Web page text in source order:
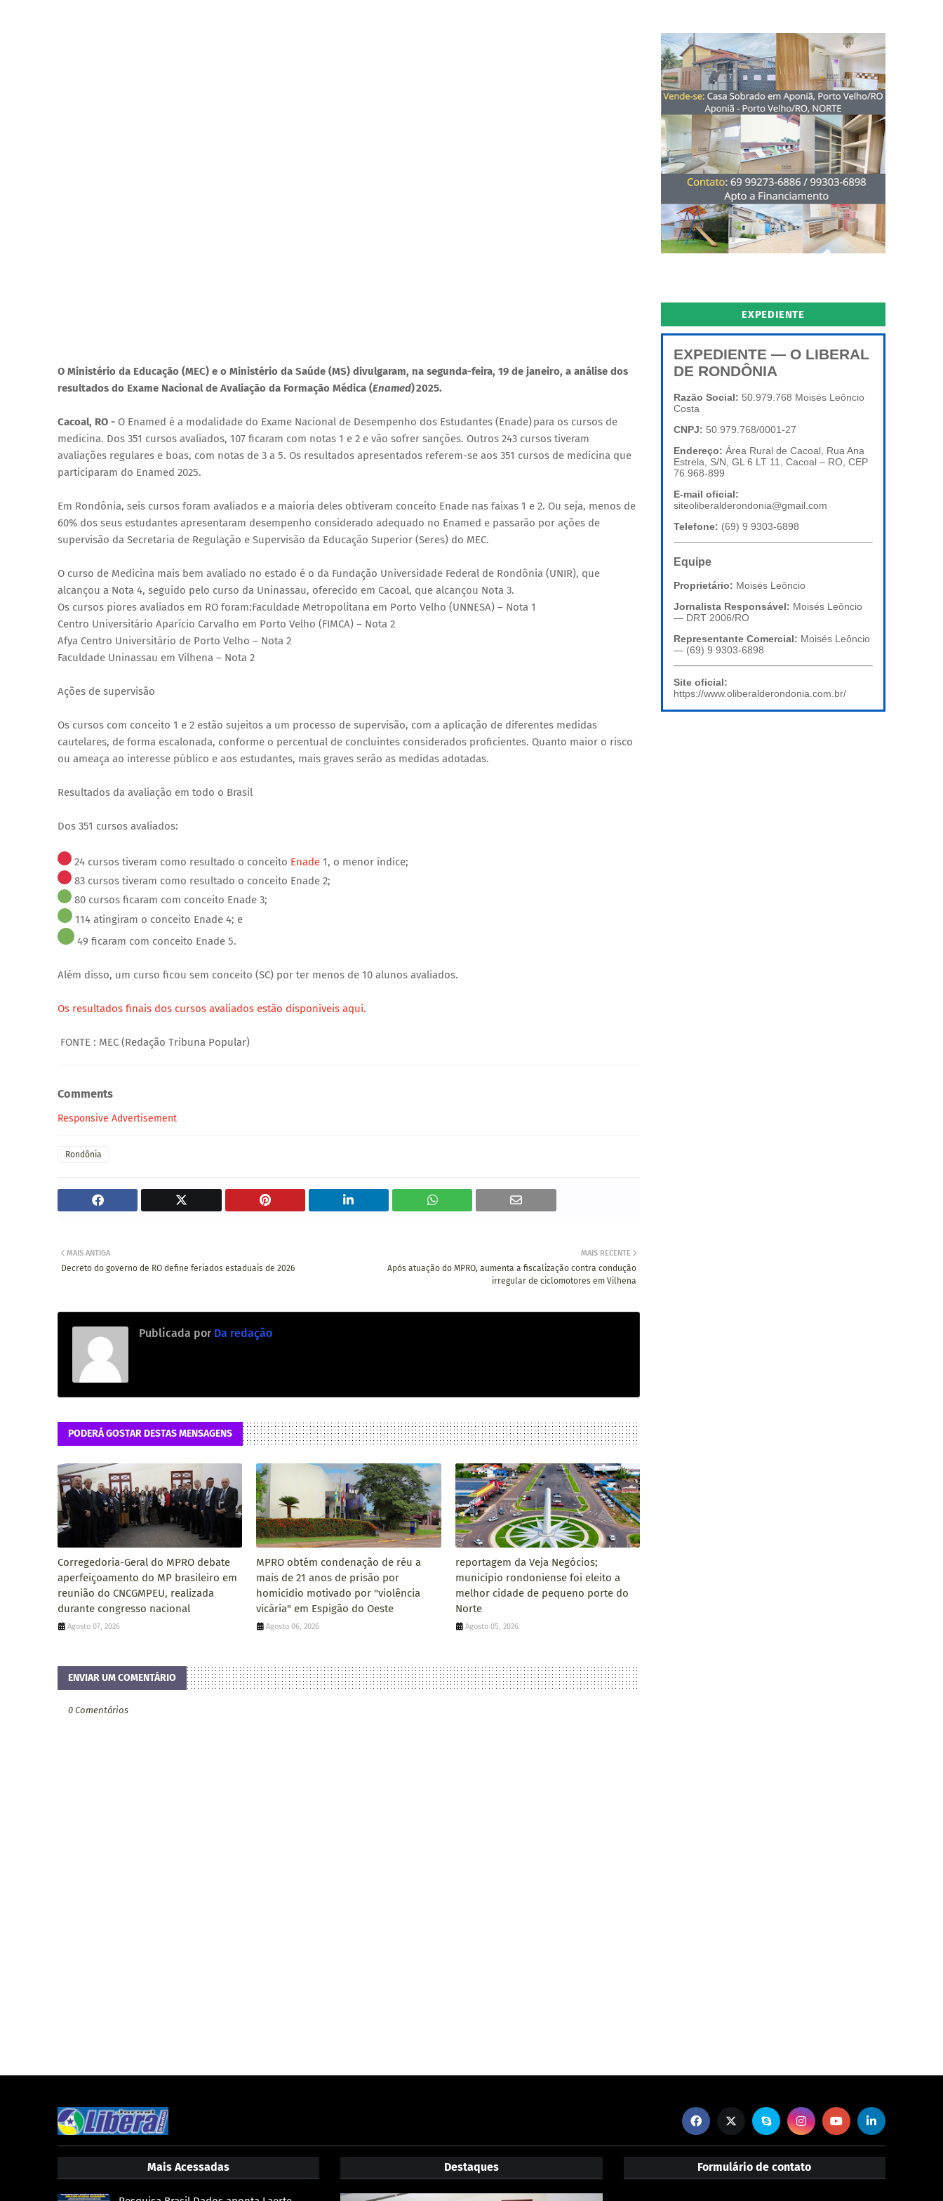
O Ministério da Educação (MEC) e o Ministério da Saúde (MS) divulgaram, na segunda-feira, 19 de janeiro, a análise dos
resultados do Exame Nacional de Avaliação da Formação Médica (Enamed) 2025.
Cacoal, RO - O Enamed é a modalidade do Exame Nacional de Desempenho dos Estudantes (Enade) para os cursos de
medicina. Dos 351 cursos avaliados, 107 ficaram com notas 1 e 2 e vão sofrer sanções. Outros 243 cursos tiveram
avaliações regulares e boas, com notas de 3 a 5. Os resultados apresentados referem-se aos 351 cursos de medicina que
participaram do Enamed 2025.
Em Rondônia, seis cursos foram avaliados e a maioria deles obtiveram conceito Enade nas faixas 1 e 2. Ou seja, menos de
60% dos seus estudantes apresentaram desempenho considerado adequado no Enamed e passarão por ações de
supervisão da Secretaria de Regulação e Supervisão da Educação Superior (Seres) do MEC.
O curso de Medicina mais bem avaliado no estado é o da Fundação Universidade Federal de Rondônia (UNIR), que
alcançou a Nota 4, seguido pelo curso da Uninassau, oferecido em Cacoal, que alcançou Nota 3.
Os cursos piores avaliados em RO foram:Faculdade Metropolitana em Porto Velho (UNNESA) – Nota 1
Centro Universitário Aparício Carvalho em Porto Velho (FIMCA) – Nota 2
Afya Centro Universitário de Porto Velho – Nota 2
Faculdade Uninassau em Vilhena – Nota 2
Ações de supervisão
Os cursos com conceito 1 e 2 estão sujeitos a um processo de supervisão, com a aplicação de diferentes medidas
cautelares, de forma escalonada, conforme o percentual de concluintes considerados proficientes. Quanto maior o risco
ou ameaça ao interesse público e aos estudantes, mais graves serão as medidas adotadas.
Resultados da avaliação em todo o Brasil
Dos 351 cursos avaliados:
24 cursos tiveram como resultado o conceito Enade 1, o menor índice;
83 cursos tiveram como resultado o conceito Enade 2;
80 cursos ficaram com conceito Enade 3;
114 atingiram o conceito Enade 4; e
49 ficaram com conceito Enade 5.
Além disso, um curso ficou sem conceito (SC) por ter menos de 10 alunos avaliados.
Os resultados finais dos cursos avaliados estão disponíveis aqui.
FONTE : MEC (Redação Tribuna Popular)
Comments
Responsive Advertisement
Rondônia
MAIS RECENTE
Após atuação do MPRO, aumenta a fiscalização contra condução
irregular de ciclomotores em Vilhena
MAIS ANTIGA
Decreto do governo de RO define feriados estaduais de 2026
Publicada por Da redação
PODERÁ GOSTAR DESTAS MENSAGENS
Corregedoria-Geral do MPRO debate
aperfeiçoamento do MP brasileiro em
reunião do CNCGMPEU, realizada
durante congresso nacional
Agosto 07, 2026
MPRO obtém condenação de réu a
mais de 21 anos de prisão por
homicídio motivado por "violência
vicária" em Espigão do Oeste
Agosto 06, 2026
reportagem da Veja Negócios;
município rondoniense foi eleito a
melhor cidade de pequeno porte do
Norte
Agosto 05, 2026
ENVIAR UM COMENTÁRIO
0 Comentários
EXPEDIENTE
EXPEDIENTE — O LIBERAL
DE RONDÔNIA
Razão Social: 50.979.768 Moisés Leôncio
Costa
CNPJ: 50.979.768/0001-27
Endereço: Área Rural de Cacoal, Rua Ana
Estrela, S/N, GL 6 LT 11, Cacoal – RO, CEP
76.968-899
E-mail oficial:
siteoliberalderondonia@gmail.com
Telefone: (69) 9 9303-6898
Equipe
Proprietário: Moisés Leôncio
Jornalista Responsável: Moisés Leôncio
— DRT 2006/RO
Representante Comercial: Moisés Leôncio
— (69) 9 9303-6898
Site oficial:
https://www.oliberalderondonia.com.br/
Mais Acessadas Destaques Formulário de contato